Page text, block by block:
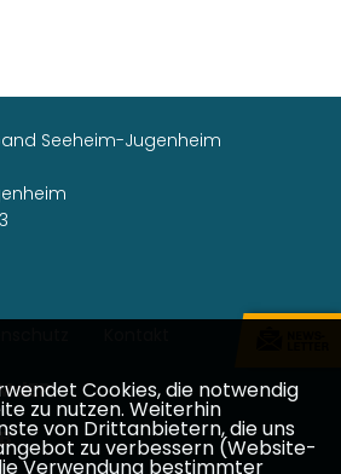
Seeheim-Jugenheim
Cookies, die notwendig
zu nutzen. Weiterhin
von Drittanbietern, die uns
zu verbessern (Website-
Verwendung bestimmter